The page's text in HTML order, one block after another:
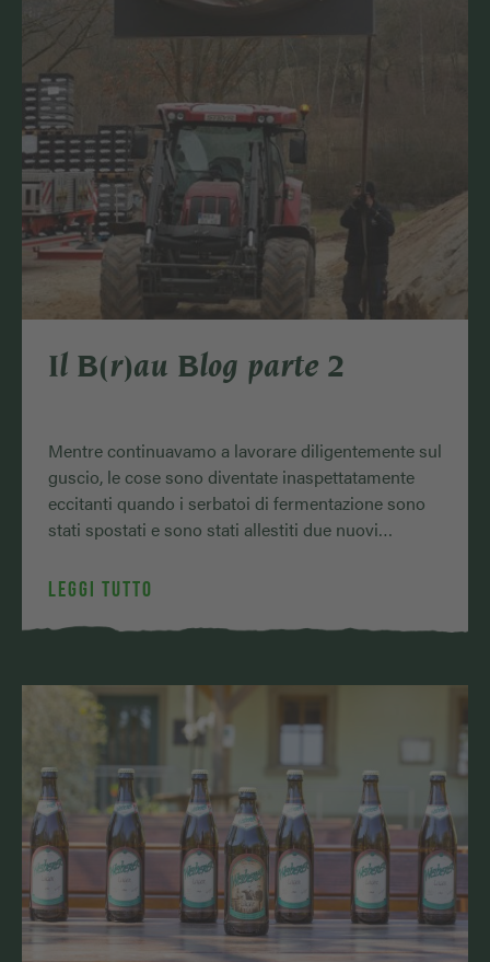
Il B(r)au Blog parte 2
Mentre continuavamo a lavorare diligentemente sul
guscio, le cose sono diventate inaspettatamente
eccitanti quando i serbatoi di fermentazione sono
stati spostati e sono stati allestiti due nuovi
LEGGI TUTTO